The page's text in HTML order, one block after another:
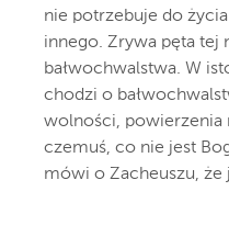
nie potrzebuje do
innego. Zrywa pęta tej
bałwochwalstwa. W
chodzi o
wolności, powierzenia
czemuś, co nie jest
mówi o Zacheuszu, że